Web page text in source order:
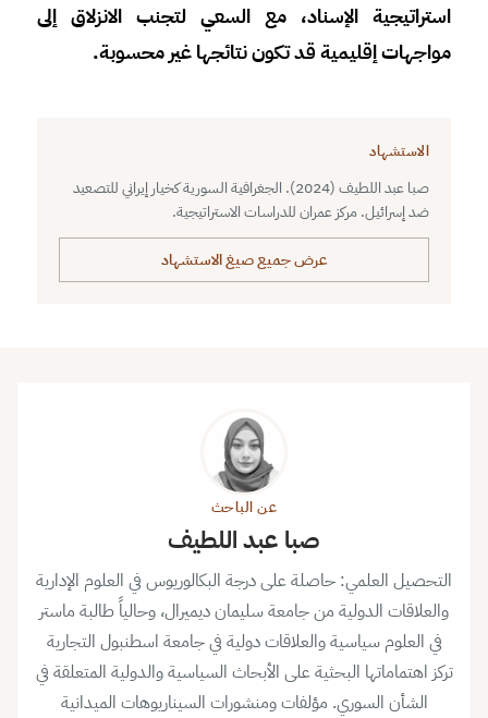
استراتيجية الإسناد، مع السعي لتجنب الانزلاق إلى
مواجهات إقليمية قد تكون نتائجها غير محسوبة.
الاستشهاد
صبا عبد اللطيف (2024). الجغرافية السورية كخيار إيراني للتصعيد
ضد إسرائيل. مركز عمران للدراسات الاستراتيجية.
عرض جميع صيغ الاستشهاد
عن الباحث
صبا عبد اللطيف
التحصيل العلمي: حاصلة على درجة البكالوريوس في العلوم الإدارية
والعلاقات الدولية من جامعة سليمان ديميرال، وحالياً طالبة ماستر
في العلوم سياسية والعلاقات دولية في جامعة اسطنبول التجارية
تركز اهتماماتها البحثية على الأبحاث السياسية والدولية المتعلقة في
الشأن السوري. مؤلفات ومنشورات السيناريوهات الميدانية